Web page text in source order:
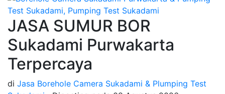
JASA SUMUR BOR
Sukadami Purwakarta
Terpercaya
di Jasa Borehole Camera Sukadami & Plumping Test